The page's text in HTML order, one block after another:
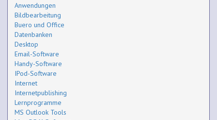
Anwendungen
Bildbearbeitung
Buero und Office
Datenbanken
Desktop
Email-Software
Handy-Software
IPod-Software
Internet
Internetpublishing
Lernprogramme
MS Outlook Tools